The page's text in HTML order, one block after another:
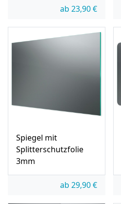
ab 23,90€
Spiegel mit
Splitterschutzfolie
3mm
ab 29,90€